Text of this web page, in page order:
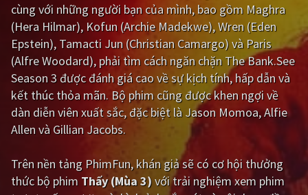
Bí ẩn Lịch sử
Viễn Tây Tiểu sử
GameShow DramaTV
QUỐC GIA
Trung Quốc - Hồng Kông
Hàn Quốc Nhật Bản
cùng với những người bạn của mình, bao gồm Maghra
(Hera Hilmar), Kofun (Archie Madekwe), Wren (Eden
Epstein), Tamacti Jun (Christian Camargo) và Paris
(Alfre Woodard), phải tìm cách ngăn chặn The Bank.See
Season 3 được đánh giá cao về sự kịch tính, hấp dẫn và
kết thúc thỏa mãn. Bộ phim cũng được khen ngợi về
dàn diễn viên xuất sắc, đặc biệt là Jason Momoa, Alfie
Allen và Gillian Jacobs.
Trên nền tảng PhimFun, khán giả sẽ có cơ hội thưởng
thức bộ phim Thấy (Mùa 3)với trải nghiệm xem phim